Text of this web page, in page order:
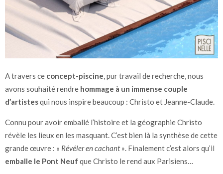
A travers ce concept-piscine, pur travail de recherche, nous
avons souhaité rendre hommage à un immense couple
d’artistesqui nous inspire beaucoup : Christo et Jeanne-Claude.
Connu pour avoir emballé l’histoire et la géographie Christo
révèle les lieux en les masquant. C’est bien là la synthèse de cette
grande œuvre : « Révéler en cachant ». Finalement c’est alors qu’il
emballe le Pont Neuf que Christo le rend aux Parisiens…